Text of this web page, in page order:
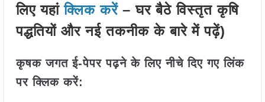
लिए यहांक्लिक करें– घर बैठे विस्तृत कृषि
पद्धतियों और नई तकनीक के बारे में पढ़ें)
कृषक जगत ई-पेपर पढ़ने के लिए नीचे दिए गए लिंक
पर क्लिक करें: